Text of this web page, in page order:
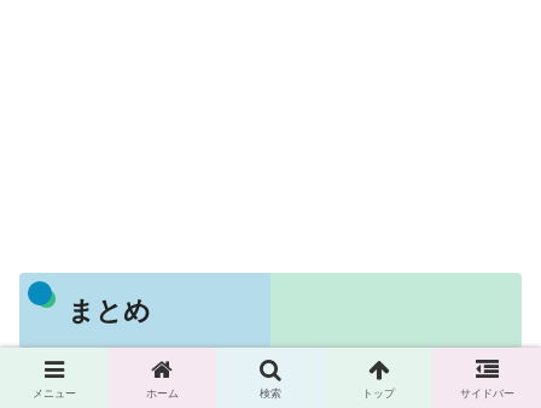
まとめ
メニュー ホーム 検索 トップ サイドバー